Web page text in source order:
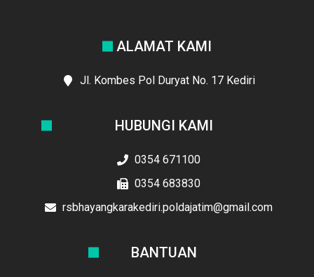
ALAMAT KAMI
Jl. Kombes Pol Duryat No. 17 Kediri
HUBUNGI KAMI
0354 671100
0354 683830
rsbhayangkarakediri.poldajatim@gmail.com
BANTUAN